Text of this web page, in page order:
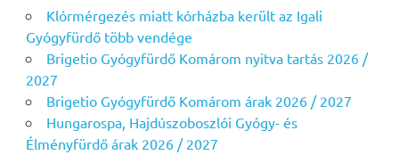
Klórmérgezés miatt kórházba került az Igali
Gyógyfürdő több vendége
Brigetio Gyógyfürdő Komárom nyitva tartás 2026 /
2027
Brigetio Gyógyfürdő Komárom árak 2026 / 2027
Hungarospa, Hajdúszoboszlói Gyógy- és
Élményfürdő árak 2026 / 2027